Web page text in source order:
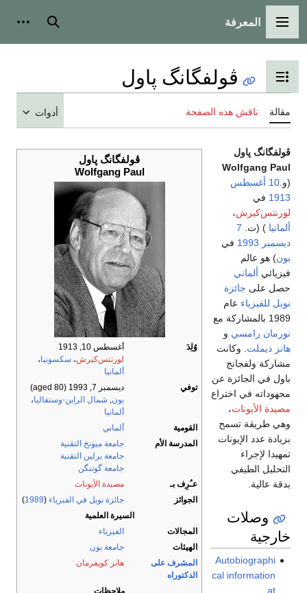
القائمة الرئيسية
المعرفة بحث
تبديل عرض جدول المحتويات
ڤولفگانگ پاول
مقالة ناقش هذه الصفحة أدوات
ڤولفگانگ پاول
Wolfgang Paul
وُلِدَ
أغسطس 10, 1913
لورنتس‌كيرش، سكسونيا،
ألمانيا
توفي
ديسمبر 7, 1993
(aged 80)
بون, شمال الراين-وستفاليا،
ألمانيا
القومية
ألماني
المدرسة الأم
جامعة ميونخ التقنية
جامعة برلين التقنية
جامعة گوتنگن
عـُرِف بـ
مصيدة الأيونات
الجوائز
جائزة نوبل في الفيزياء (
1989
)
السيرة العلمية
المجالات
الفيزياء
الهيئات
جامعة بون
المشرف على
الدكتوراه
هانز كوپفرمان
ڤولفگانگ پاول
Wolfgang Paul
(و. 10 أغسطس
1913 في
لورنتس‌كيرش،
ألمانيا ) (ت. 7
ديسمبر 1993 في
بون) هو عالم
فيزيائي ألماني
حصل على جائزة
نوبل للفيزياء عام
1989 بالمشاركة مع
نورمان رامسي و
هانز ديملت . وكانت
مشاركة ولفجانج
باول في الجائزة عن
مجهوداته في اختراع
مصيدة الأيونات،
وهي طريقة تسمح
بزيادة عدد الإيونات
تمهيدا لإجراء
التحليل الطيفي
بدقة عالية.
وصلات
خارجية
Autobiographi
cal information
at